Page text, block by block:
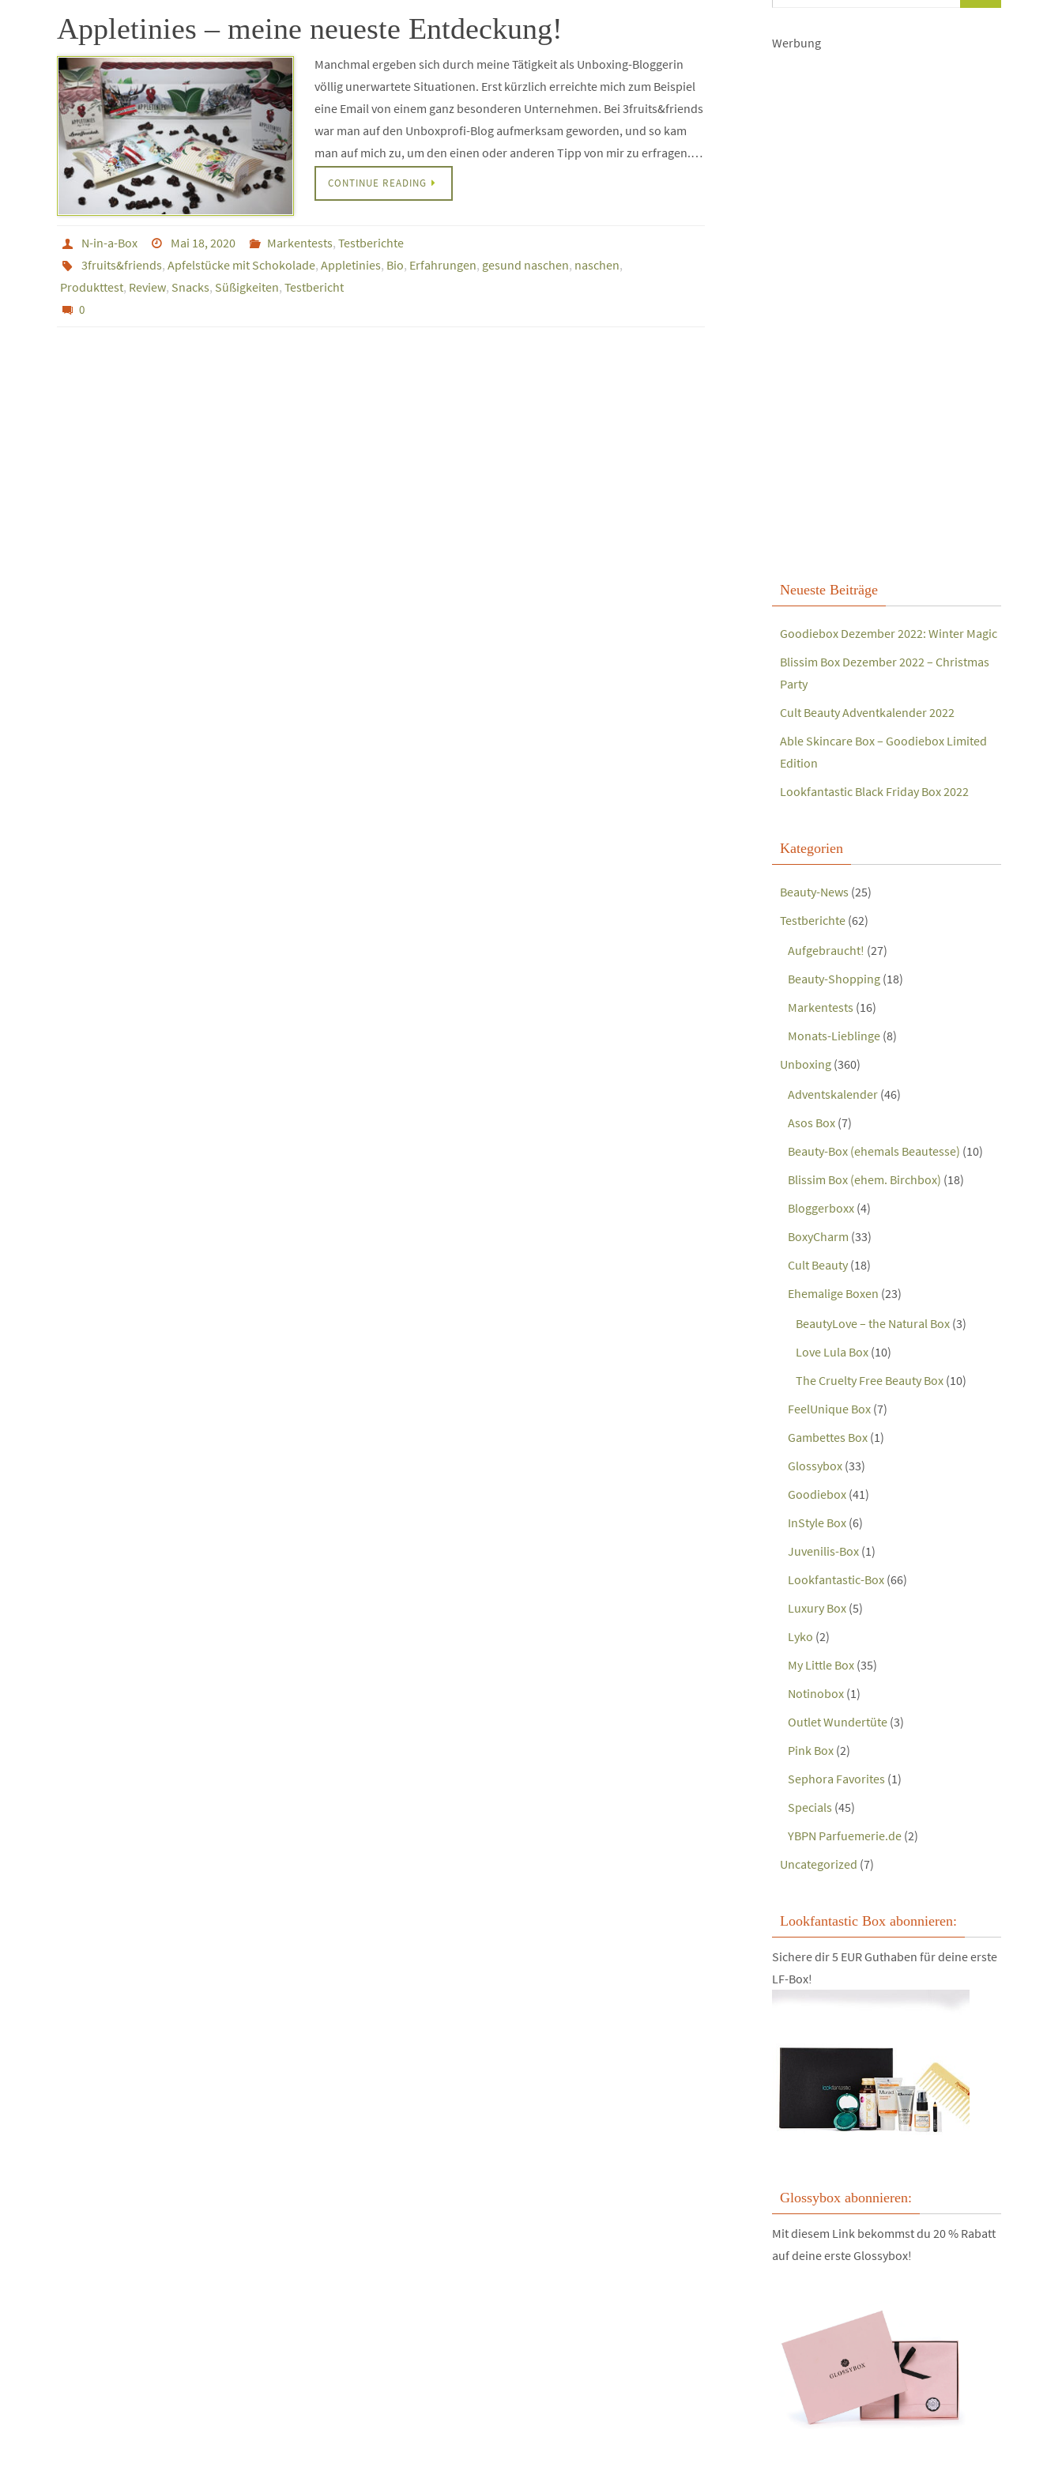
Appletinies – meine neueste Entdeckung!
Manchmal ergeben sich durch meine Tätigkeit als Unboxing-Bloggerin
völlig unerwartete Situationen. Erst kürzlich erreichte mich zum Beispiel
eine Email von einem ganz besonderen Unternehmen. Bei 3fruits&friends
war man auf den Unboxprofi-Blog aufmerksam geworden, und so kam
man auf mich zu, um den einen oder anderen Tipp von mir zu erfragen.…
CONTINUE READING
N-in-a-Box Mai 18, 2020 Markentests,Testberichte
3fruits&friends, Apfelstücke mit Schokolade, Appletinies, Bio, Erfahrungen, gesund naschen, naschen,
Produkttest, Review, Snacks, Süßigkeiten, Testbericht
0
Werbung
Neueste Beiträge
Goodiebox Dezember 2022: Winter Magic
Blissim Box Dezember 2022 – Christmas
Party
Cult Beauty Adventkalender 2022
Able Skincare Box – Goodiebox Limited
Edition
Lookfantastic Black Friday Box 2022
Kategorien
Beauty-News (25)
Testberichte (62)
Aufgebraucht! (27)
Beauty-Shopping (18)
Markentests (16)
Monats-Lieblinge (8)
Unboxing (360)
Adventskalender (46)
Asos Box (7)
Beauty-Box (ehemals Beautesse) (10)
Blissim Box (ehem. Birchbox) (18)
Bloggerboxx (4)
BoxyCharm (33)
Cult Beauty (18)
Ehemalige Boxen (23)
BeautyLove – the Natural Box (3)
Love Lula Box (10)
The Cruelty Free Beauty Box (10)
FeelUnique Box (7)
Gambettes Box (1)
Glossybox (33)
Goodiebox (41)
InStyle Box (6)
Juvenilis-Box (1)
Lookfantastic-Box (66)
Luxury Box (5)
Lyko (2)
My Little Box (35)
Notinobox (1)
Outlet Wundertüte (3)
Pink Box (2)
Sephora Favorites (1)
Specials (45)
YBPN Parfuemerie.de (2)
Uncategorized (7)
Lookfantastic Box abonnieren:
Sichere dir 5 EUR Guthaben für deine erste
LF-Box!
Glossybox abonnieren:
Mit diesem Link bekommst du 20 % Rabatt
auf deine erste Glossybox!